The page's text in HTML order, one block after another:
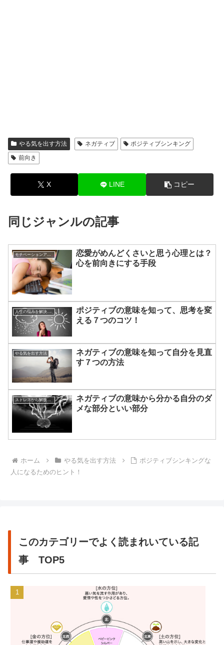
やる気を出す方法 ネガティブ
ポジティブシンキング
前向き
X LINE コピー
同じジャンルの記事
モチベーションアップの方法
恋愛がめんどくさいと思う心理とは？
心を前向きにする手段
人生の悩みを解決する方法
ポジティブの意味を知って、思考を変
える７つのコツ！
やる気を出す方法
ネガティブの意味を知って自分を見直
す７つの方法
ストレスから解放させる方法
ネガティブの意味から分かる自分のダ
メな部分といい部分
ホーム やる気を出す方法
ポジティブシンキングな
人になるためのヒント！
このカテゴリーでよく読まれいている記
事 TOP5